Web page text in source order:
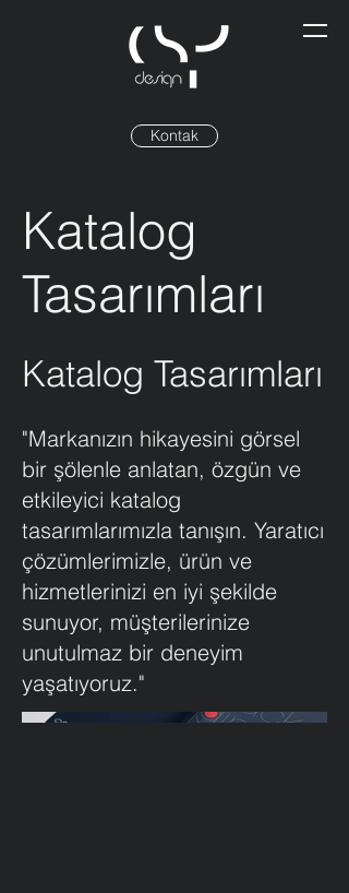
Kontak
Katalog
Tasarımları
Katalog Tasarımları
"Markanızın hikayesini görsel
bir şölenle anlatan, özgün ve
etkileyici katalog
tasarımlarımızla tanışın. Yaratıcı
çözümlerimizle, ürün ve
hizmetlerinizi en iyi şekilde
sunuyor, müşterilerinize
unutulmaz bir deneyim
yaşatıyoruz."